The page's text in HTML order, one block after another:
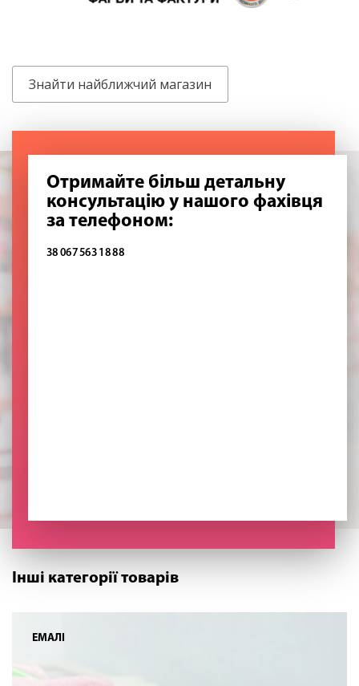
Знайти найближчий магазин
Отримайте більш детальну
консультацію у нашого фахівця
за телефоном:
38 067 563 18 88
Інші категорії товарів
ЕМАЛІ